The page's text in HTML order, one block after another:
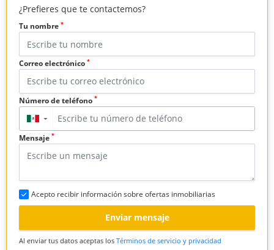
¿Prefieres que te contactemos?
Tu nombre *
Correo electrónico *
Número de teléfono *
▼
Mensaje *
Acepto recibir información sobre ofertas inmobiliarias
Enviar mensaje
Al enviar tus datos aceptas los Términos de servicio y privacidad